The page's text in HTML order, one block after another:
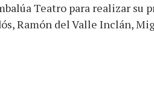
Teatro para realizar su
Ramón del Valle Inclán,